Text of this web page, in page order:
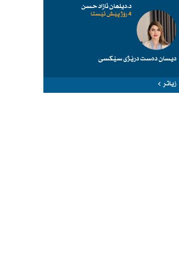
د.دیلمان ئازاد حسن
4 رۆژ پێش ئێستا
دیسان دەست درێژی سێكسی
زیاتر